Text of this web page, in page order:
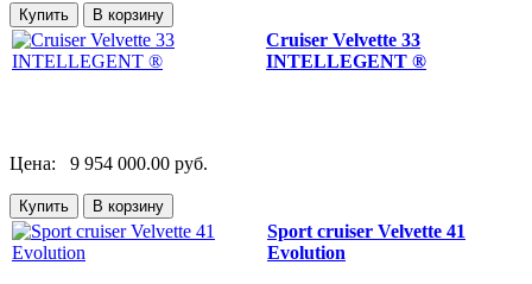
Cruiser Velvette 33
INTELLEGENT ®
Цена: 9 954 000.00 руб.
Sport cruiser Velvette 41
Evolution